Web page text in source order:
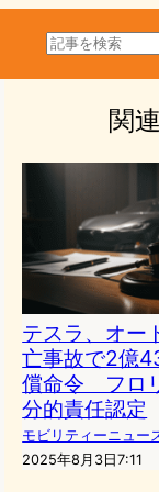
検
索
関
テスラ、オー
亡事故で2億
償命令 フロ
分的責任認定
モビリティーニュー
2025年8月3日7:11